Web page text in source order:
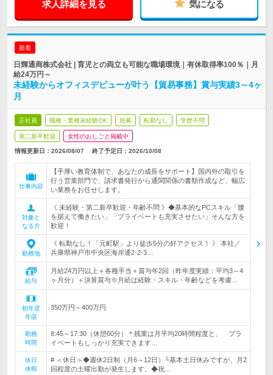
求人詳細を見る 気になる
新着
日輝通商株式会社 | 育児との両立も可能な職場環境｜有休取得率100％｜月
給24万円～
未経験からオフィスデビューが叶う【貿易事務】賞与実績3～4ヶ
月
正社員 職種・業種未経験OK 急募 転勤なし 学歴不問
第二新卒歓迎 女性のおしごと掲載中
情報更新日：2026/08/07 終了予定日： 2026/10/08
仕事内容
【手厚い教育体制で、あなたの成長をサポート】国内外の取引を
行う営業部門で、請求書発行から通関関係の書類作成など、幅広
い業務をお任せします。
対象と
なる方
《 未経験・第二新卒歓迎・年齢不問 》◆基本的なPCスキル「腰
を据えて働きたい」「プライベートも充実させたい」そんな方を
歓迎！
勤務地
《 転勤なし！「元町駅」より徒歩5分の好アクセス！ 》 本社／
兵庫県神戸市中央区海岸通2-2-3…
給与
月給24万円以上＋各種手当＋賞与年2回（昨年度実績：平均3～4
ヶ月分）＋決算賞与※月給は経験・スキル・年齢などを考慮…
初年度
年収
350万円～400万円
勤務
時間
8:45～17:30（休憩60分）＊残業は月平均20時間程度と、 プラ
イベートもしっかり充実できます…
休日
休暇
# ＜休日＞◆週休2日制（月6～12日）└基本土日休みですが、月2
回程度の土曜出勤が発生します。◆祝…